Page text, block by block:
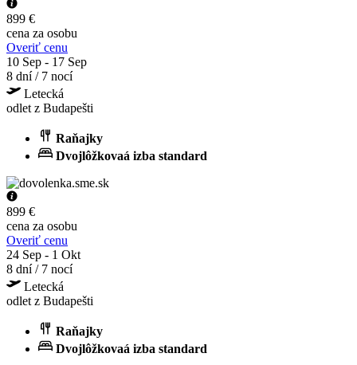
899 €
cena za osobu
Overiť cenu
10 Sep - 17 Sep
8 dní / 7 nocí
Letecká
odlet z Budapešti
Raňajky
Dvojlôžkovaá izba standard
899 €
cena za osobu
Overiť cenu
24 Sep - 1 Okt
8 dní / 7 nocí
Letecká
odlet z Budapešti
Raňajky
Dvojlôžkovaá izba standard